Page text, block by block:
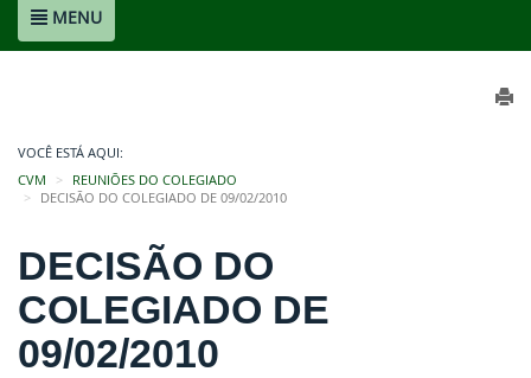
MENU
VOCÊ ESTÁ AQUI:
CVM
REUNIÕES DO COLEGIADO
DECISÃO DO COLEGIADO DE 09/02/2010
DECISÃO DO
COLEGIADO DE
09/02/2010